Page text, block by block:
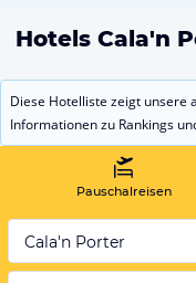
Hotels Cala'n
Diese Hotelliste zeigt unsere
Informationen zu Rankings
Pauschalreisen
Cala'n Porter